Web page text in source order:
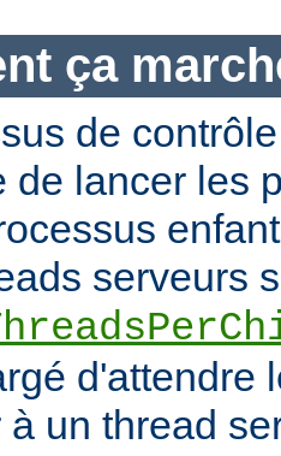
ça
de
de lancer les
serveurs
d'attendre
à un thread